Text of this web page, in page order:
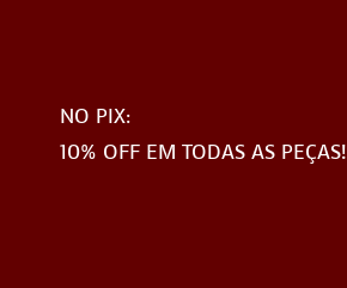
NO PIX:
10% OFF EM TODAS AS PEÇAS!